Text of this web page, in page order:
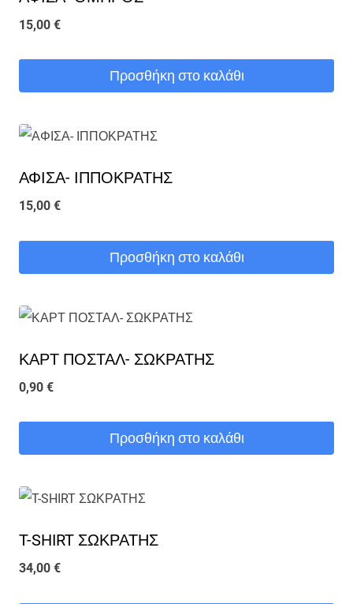
15,00 €
Προσθήκη στο καλάθι
ΑΦΙΣΑ- ΙΠΠΟΚΡΑΤΗΣ
15,00 €
Προσθήκη στο καλάθι
ΚΑΡΤ ΠΟΣΤΑΛ- ΣΩΚΡΑΤΗΣ
0,90 €
Προσθήκη στο καλάθι
T-SHIRT ΣΩΚΡΑΤΗΣ
34,00 €